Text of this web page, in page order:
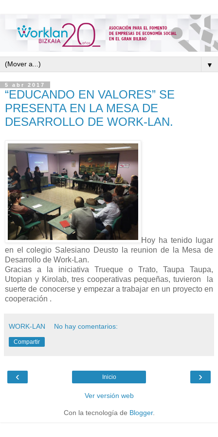
▼
5 abr 2017
“EDUCANDO EN VALORES” SE
PRESENTA EN LA MESA DE
DESARROLLO DE WORK-LAN.
Hoy ha tenido lugar
en el colegio Salesiano Deusto la reunion de la Mesa de
Desarrollo de Work-Lan.
Gracias a la iniciativa Trueque o Trato, Taupa Taupa,
Utopian y Kirolab, tres cooperativas pequeñas, tuvieron la
suerte de conocerse y empezar a trabajar en un proyecto en
cooperación .
WORK-LAN No hay comentarios:
Compartir
‹ ›
Inicio
Ver versión web
Con la tecnología de Blogger.